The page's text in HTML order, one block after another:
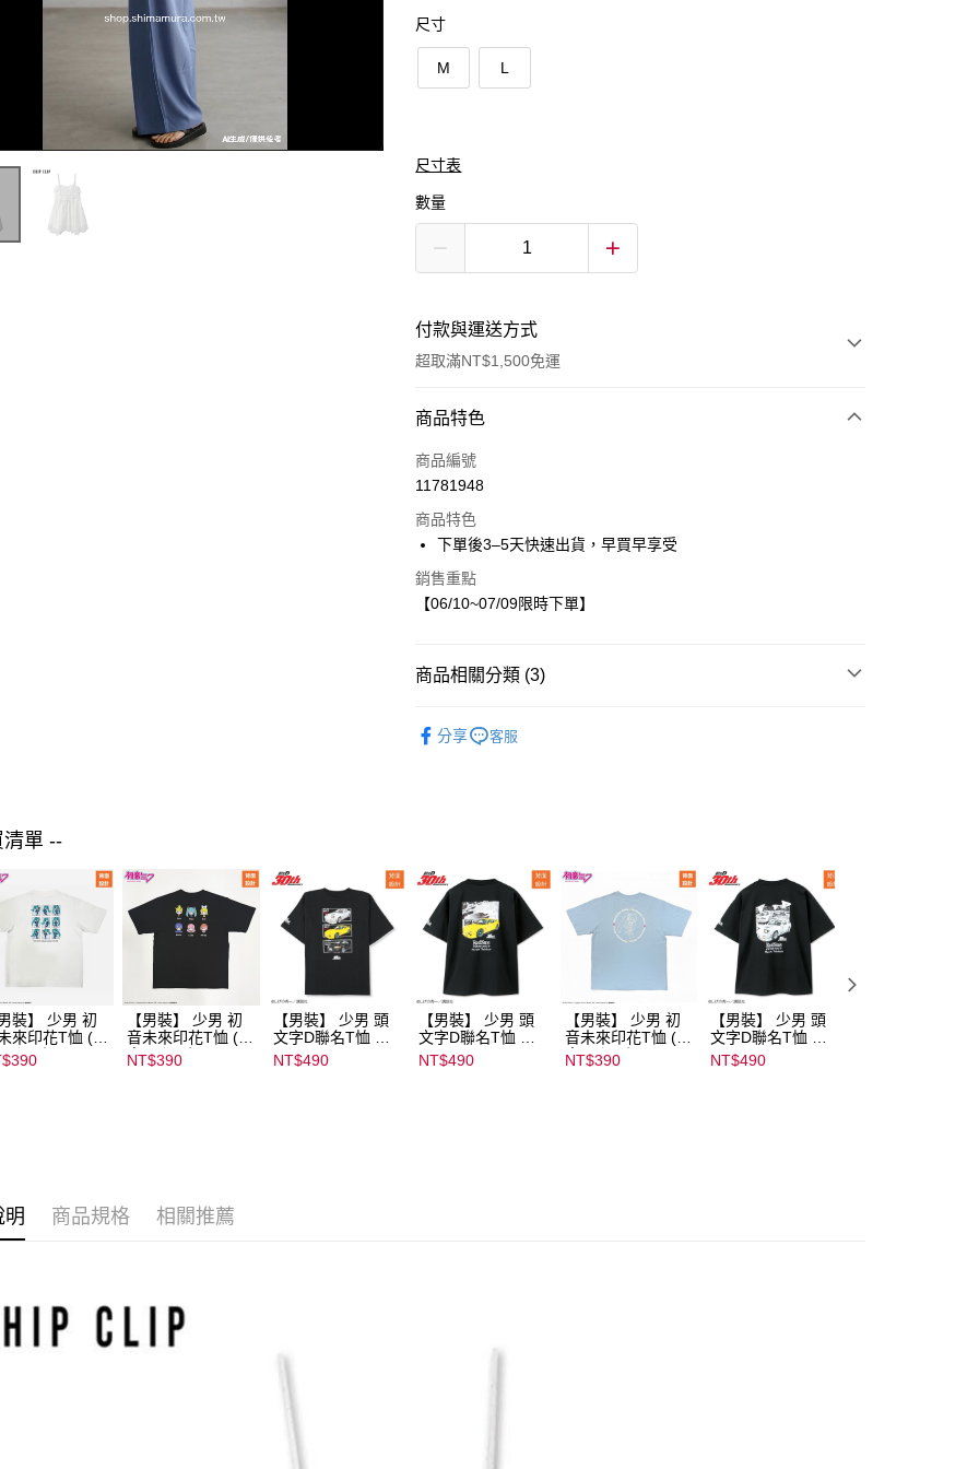
尺寸
M L
尺寸表
數量
付款與運送方式
超取滿NT$1,500免運
付款方式
信用卡一次付款
Apple Pay
街口支付
付款後全家取貨
宅配
每筆NT$80，滿NT$1,500(含以上)免運費
商品特色
商品編號
11781948
商品特色
下單後3–5天快速出貨，早買早享受
銷售重點
【06/10~07/09限時下單】
商品相關分類 (3)
分享 客服
單 --
裝】 少男 初
來印花T恤 (初
ク) ｜
【男裝】 少男 初
音未來印花T恤 (初
音ミク) ｜
08022B01232000
NT$390
【男裝】 少男 頭
文字D聯名T恤 ｜
07102B01232000
15437
NT$490
【男裝】 少男 頭
文字D聯名T恤 ｜
07102B01232000
15434
NT$490
【男裝】 少男 初
音未來印花T恤 (初
音ミク) ｜
08022B01232000
NT$390
【男裝】 少男 頭
文字D聯名T恤 ｜
07102B01232000
15433
NT$490
明 商品規格 相關推薦